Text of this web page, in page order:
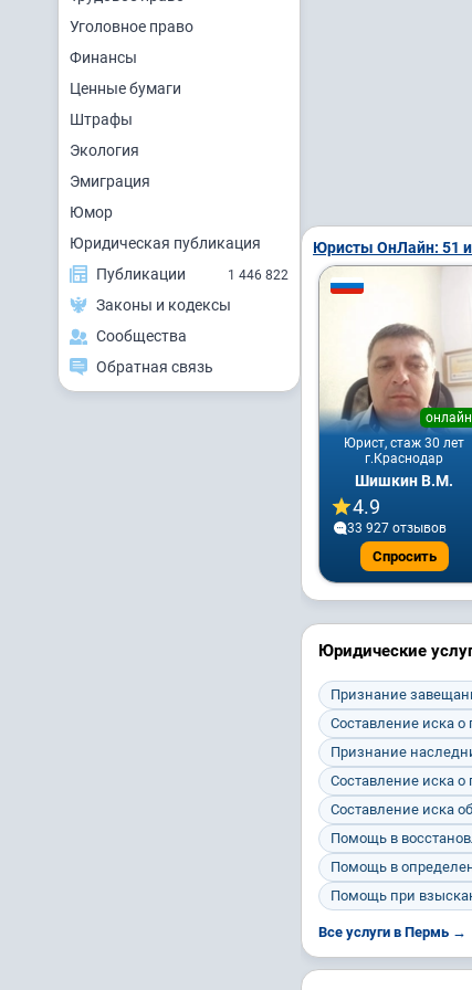
Уголовное право
Финансы
Ценные бумаги
Штрафы
Экология
Эмиграция
Юмор
Юридическая публикация
Публикации
1 446 822
Законы и кодексы
Сообщества
Обратная связь
Юристы ОнЛайн: 51
Юрист, стаж 30 лет
онлайн
г.Краснодар
Шишкин В.М.
4.9
33 927 отзывов
Спросить
Юридические
Признание
Составление иска
Признание
Составление иска
Составление иска
Помощь в
Помощь в
Помощь при
Все услуги в Пермь →